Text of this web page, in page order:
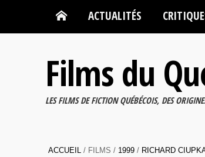
ACTUALITÉS
Films du
LES FILMS DE FICTION QUÉBÉCOIS, DES
ACCUEIL / FILMS / 1999 / RICHARD